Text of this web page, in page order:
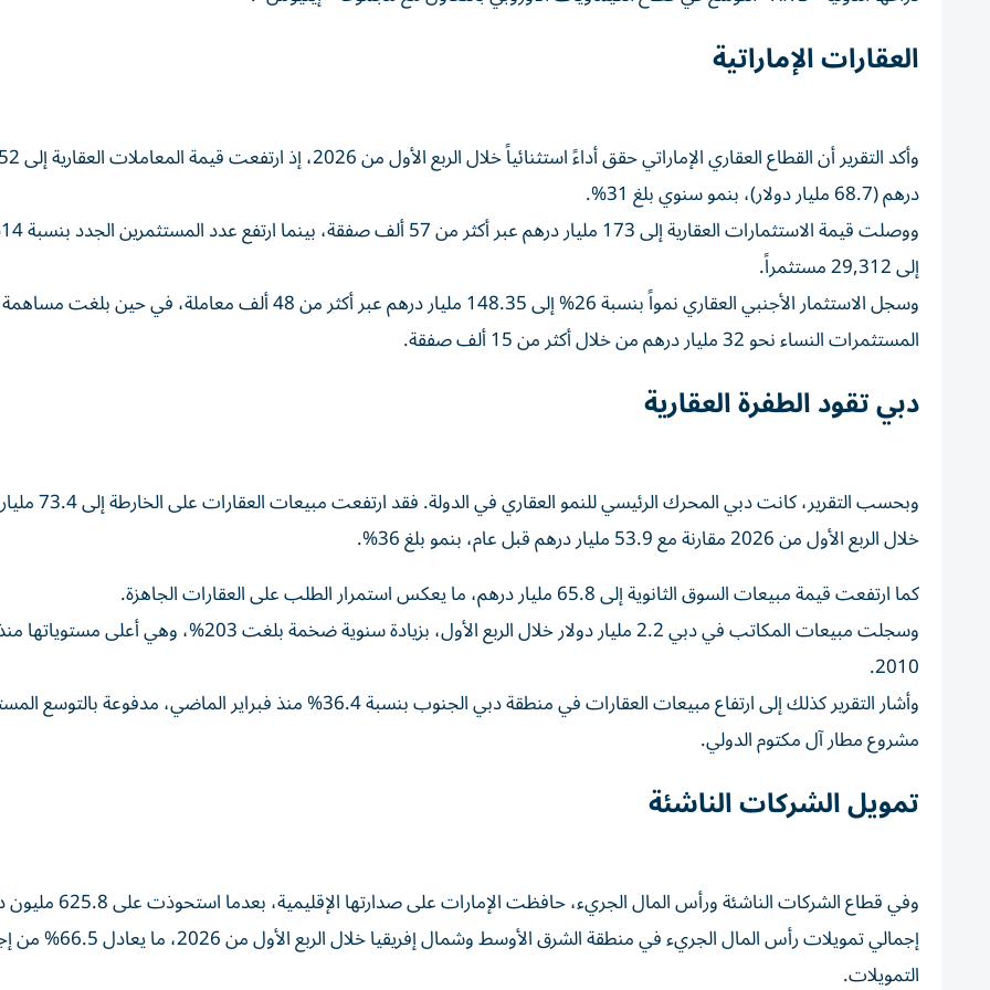
العقارات الإماراتية
درهم (68.7 مليار دولار)، بنمو سنوي بلغ 31%.
إلى 29,312 مستثمراً.
وسجل الاستثمار الأجنبي العقاري نمواً بنسبة 26% إلى 148.35 مليار درهم عبر أكثر من 48 ألف معاملة، في حين بلغت مساهمة
المستثمرات النساء نحو 32 مليار درهم من خلال أكثر من 15 ألف صفقة.
دبي تقود الطفرة العقارية
وبحسب التقرير، كانت دبي المحرك الرئيسي
خلال الربع الأول من 2026 مقارنة مع 53.9 مليار درهم قبل عام، بنمو بلغ 36%.
كما ارتفعت قيمة مبيعات السوق الثانوية إلى 65.8 مليار درهم، ما يعكس استمرار الطلب على العقارات الجاهزة.
وسجلت مبيعات المكاتب في دبي 2.2 مليار دولار خلال الربع الأول، بزيادة سنوية ضخمة بلغت 203%، وهي
2010.
وأشار التقرير كذلك إلى ارتفاع مبيعات العقارات في منطقة دبي الجنوب بنسبة 36.4% منذ فبراير الماضي،
مشروع مطار آل مكتوم الدولي.
تمويل الشركات الناشئة
وفي قطاع الشركات الناشئة ورأس المال الجريء،
إجمالي تمويلات رأس المال الجريء في منطقة الشرق الأوسط وشمال
التمويلات.